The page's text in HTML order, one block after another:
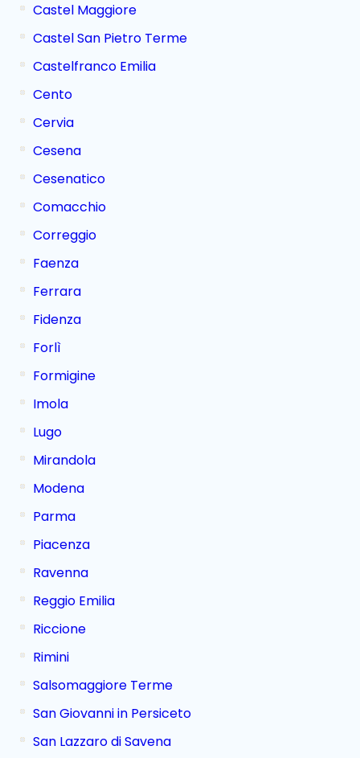
Castel Maggiore
Castel San Pietro Terme
Castelfranco Emilia
Cento
Cervia
Cesena
Cesenatico
Comacchio
Correggio
Faenza
Ferrara
Fidenza
Forlì
Formigine
Imola
Lugo
Mirandola
Modena
Parma
Piacenza
Ravenna
Reggio Emilia
Riccione
Rimini
Salsomaggiore Terme
San Giovanni in Persiceto
San Lazzaro di Savena